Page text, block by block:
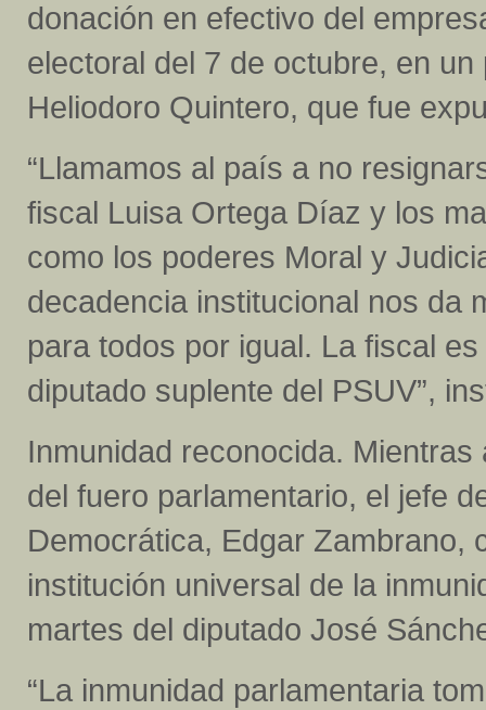
donación en efectivo del
electoral del 7 de octubre, en
Heliodoro Quintero, que fue
“Llamamos al país a no
fiscal Luisa Ortega Díaz y los
como los poderes Moral y
decadencia institucional nos da
para todos por igual. La fiscal
diputado suplente del PSUV”,
Inmunidad reconocida.
del fuero parlamentario, el jefe
Democrática, Edgar Zambrano,
institución universal de la
martes del diputado José
“La inmunidad parlamentaria